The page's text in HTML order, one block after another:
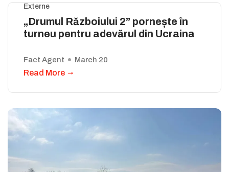
Externe
„Drumul Războiului 2” pornește în
turneu pentru adevărul din Ucraina
Fact Agent March 20
Read More